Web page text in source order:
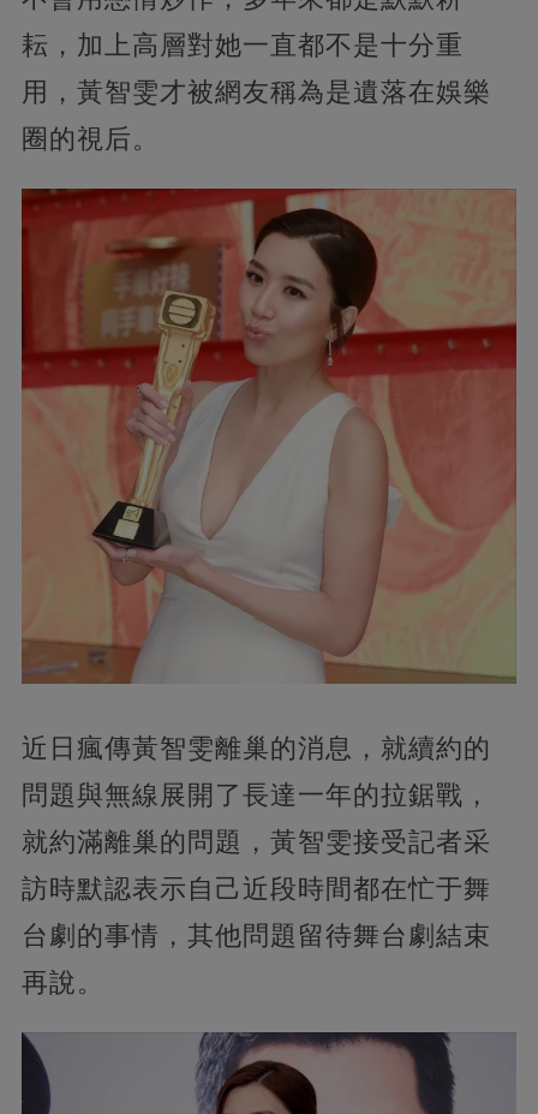
耘，加上高層對她一直都不是十分重
用，黃智雯才被網友稱為是遺落在娛樂
圈的視后。
近日瘋傳黃智雯離巢的消息，就續約的
問題與無線展開了長達一年的拉鋸戰，
就約滿離巢的問題，黃智雯接受記者采
訪時默認表示自己近段時間都在忙于舞
台劇的事情，其他問題留待舞台劇結束
再說。